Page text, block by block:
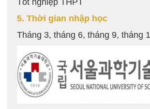
Tốt nghiệp THPT
5. Thời gian nhập học
Tháng 3, tháng 6, tháng 9, tháng